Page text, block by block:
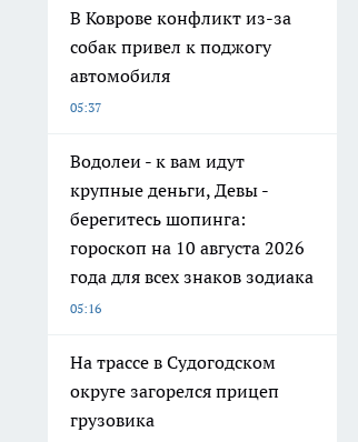
В Коврове конфликт из-за
собак привел к поджогу
автомобиля
05:37
Водолеи - к вам идут
крупные деньги, Девы -
берегитесь шопинга:
гороскоп на 10 августа 2026
года для всех знаков зодиака
05:16
На трассе в Судогодском
округе загорелся прицеп
грузовика